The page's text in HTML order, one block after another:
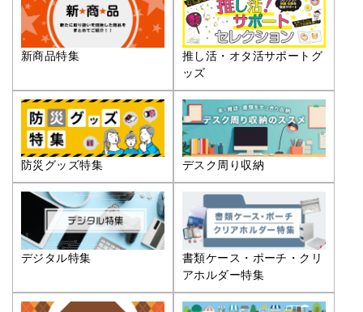
新商品特集
推し活・オタ活サポートグ
ッズ
防災グッズ特集 デスク周り収納
デジタル特集
書類ケース・ポーチ・クリ
アホルダー特集